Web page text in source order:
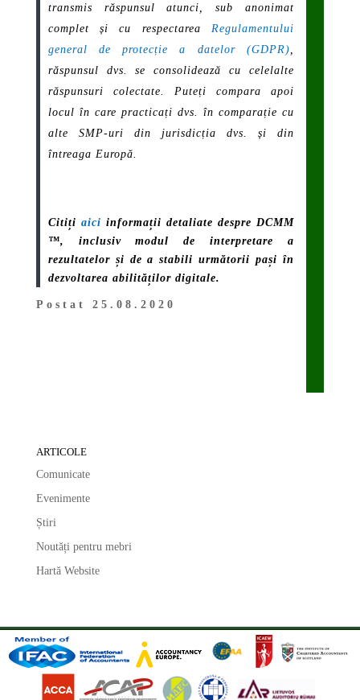
transmis răspunsul atunci, sub anonimat
complet și cu respectarea Regulamentului
general de protecție a datelor (GDPR)
răspunsul dvs. se consolidează cu celelalte
răspunsuri colectate. Puteți compara apoi
locul în care practicați dvs. în comparație cu
alte SMP-uri din jurisdicția dvs. și din
întreaga Europă.
Citiți aici informații detaliate despre DCMM
™, inclusiv modul de interpretare a
rezultatelor și de a stabili următorii pași în
dezvoltarea abilităților digitale.
Postat 25.08.2020
ARTICOLE
Comunicate
Evenimente
Știri
Noutăți pentru mebri
Hartă Website